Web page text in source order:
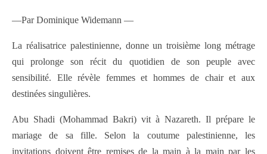
—Par Dominique Widemann —
La réalisatrice palestinienne, donne un troisième long métrage
qui prolonge son récit du quotidien de son peuple avec
sensibilité. Elle révèle femmes et hommes de chair et aux
destinées singulières.
Abu Shadi (Mohammad Bakri) vit à Nazareth. Il prépare le
mariage de sa fille. Selon la coutume palestinienne, les
invitations doivent être remises de la main à la main par les